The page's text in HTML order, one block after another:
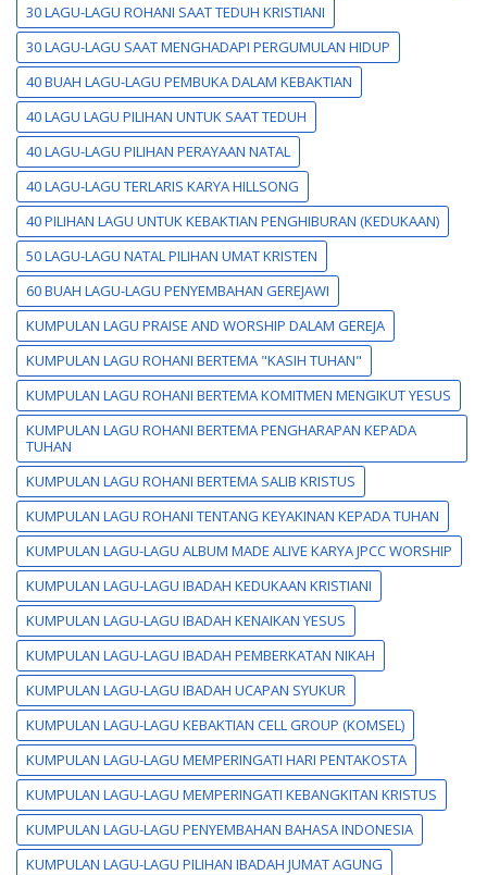
30 LAGU-LAGU ROHANI SAAT TEDUH KRISTIANI
30 LAGU-LAGU SAAT MENGHADAPI PERGUMULAN HIDUP
40 BUAH LAGU-LAGU PEMBUKA DALAM KEBAKTIAN
40 LAGU LAGU PILIHAN UNTUK SAAT TEDUH
40 LAGU-LAGU PILIHAN PERAYAAN NATAL
40 LAGU-LAGU TERLARIS KARYA HILLSONG
40 PILIHAN LAGU UNTUK KEBAKTIAN PENGHIBURAN (KEDUKAAN)
50 LAGU-LAGU NATAL PILIHAN UMAT KRISTEN
60 BUAH LAGU-LAGU PENYEMBAHAN GEREJAWI
KUMPULAN LAGU PRAISE AND WORSHIP DALAM GEREJA
KUMPULAN LAGU ROHANI BERTEMA "KASIH TUHAN"
KUMPULAN LAGU ROHANI BERTEMA KOMITMEN MENGIKUT YESUS
KUMPULAN LAGU ROHANI BERTEMA PENGHARAPAN KEPADA
TUHAN
KUMPULAN LAGU ROHANI BERTEMA SALIB KRISTUS
KUMPULAN LAGU ROHANI TENTANG KEYAKINAN KEPADA TUHAN
KUMPULAN LAGU-LAGU ALBUM MADE ALIVE KARYA JPCC WORSHIP
KUMPULAN LAGU-LAGU IBADAH KEDUKAAN KRISTIANI
KUMPULAN LAGU-LAGU IBADAH KENAIKAN YESUS
KUMPULAN LAGU-LAGU IBADAH PEMBERKATAN NIKAH
KUMPULAN LAGU-LAGU IBADAH UCAPAN SYUKUR
KUMPULAN LAGU-LAGU KEBAKTIAN CELL GROUP (KOMSEL)
KUMPULAN LAGU-LAGU MEMPERINGATI HARI PENTAKOSTA
KUMPULAN LAGU-LAGU MEMPERINGATI KEBANGKITAN KRISTUS
KUMPULAN LAGU-LAGU PENYEMBAHAN BAHASA INDONESIA
KUMPULAN LAGU-LAGU PILIHAN IBADAH JUMAT AGUNG